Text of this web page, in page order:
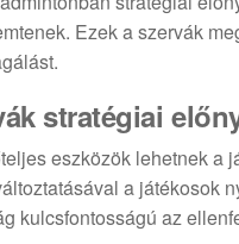
Ezek a szervák
stratégiai
eszközök lehetnek a
a játékosok
kulcsfontosságú az